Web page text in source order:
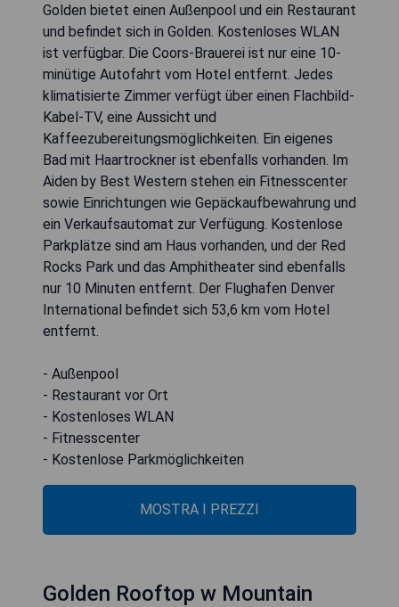
Golden bietet einen Außenpool und ein Restaurant
und befindet sich in Golden. Kostenloses WLAN
ist verfügbar. Die Coors-Brauerei ist nur eine 10-
minütige Autofahrt vom Hotel entfernt. Jedes
klimatisierte Zimmer verfügt über einen Flachbild-
Kabel-TV, eine Aussicht und
Kaffeezubereitungsmöglichkeiten. Ein eigenes
Bad mit Haartrockner ist ebenfalls vorhanden. Im
Aiden by Best Western stehen ein Fitnesscenter
sowie Einrichtungen wie Gepäckaufbewahrung und
ein Verkaufsautomat zur Verfügung. Kostenlose
Parkplätze sind am Haus vorhanden, und der Red
Rocks Park und das Amphitheater sind ebenfalls
nur 10 Minuten entfernt. Der Flughafen Denver
International befindet sich 53,6 km vom Hotel
entfernt.
- Außenpool
- Restaurant vor Ort
- Kostenloses WLAN
- Fitnesscenter
- Kostenlose Parkmöglichkeiten
MOSTRA I PREZZI
Golden Rooftop w Mountain